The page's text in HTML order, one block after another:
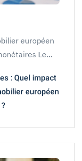
européen
Le…
: Quel impact
européen